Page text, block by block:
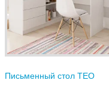
Письменный стол TEO